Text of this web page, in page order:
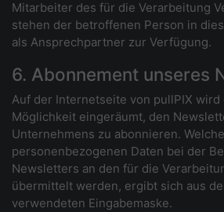
Mitarbeiter des für die Verarbeitung
stehen der betroffenen Person in
als Ansprechpartner zur Verfügung.
6. Abonnement unseres
Auf der Internetseite von pullPIX
Möglichkeit eingeräumt, den
Unternehmens zu abonnieren. Welche
personenbezogenen Daten bei der
Newsletters an den für die
übermittelt werden, ergibt sich aus
verwendeten Eingabemaske.